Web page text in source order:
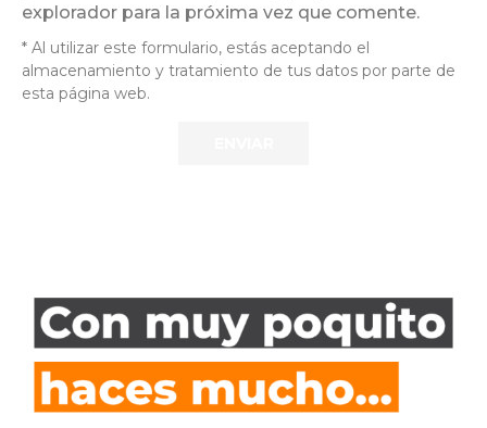
explorador para la próxima vez que comente.
* Al utilizar este formulario, estás aceptando el
almacenamiento y tratamiento de tus datos por parte de
esta página web.